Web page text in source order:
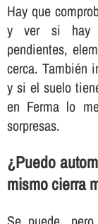
Hay que
y ver si hay
pendientes,
cerca. También
y si el suelo
en Ferma lo
sorpresas.
¿Puedo
mismo cierra